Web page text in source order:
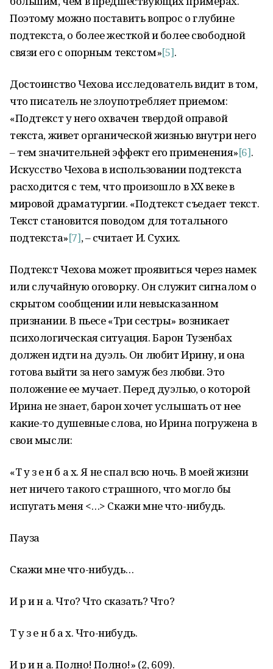
Поэтому можно поставить вопрос о глубине
подтекста, о более жесткой и более свободной
связи его с опорным текстом»[5].
Достоинство Чехова исследователь видит в том,
что писатель не злоупотребляет приемом:
«Подтекст у него охвачен твердой оправой
текста, живет органической жизнью внутри него
– тем значительней эффект его применения»[6].
Искусство Чехова в использовании подтекста
расходится с тем, что произошло в XX веке в
мировой драматургии. «Подтекст съедает текст.
Текст становится поводом для тотального
подтекста»[7], – считает И. Сухих.
Подтекст Чехова может проявиться через намек
или случайную оговорку. Он служит сигналом о
скрытом сообщении или невысказанном
признании. В пьесе «Три сестры» возникает
психологическая ситуация. Барон Тузенбах
должен идти на дуэль. Он любит Ирину, и она
готова выйти за него замуж без любви. Это
положение ее мучает. Перед дуэлью, о которой
Ирина не знает, барон хочет услышать от нее
какие-то душевные слова, но Ирина погружена в
свои мысли:
«Т у з е н б а х. Я не спал всю ночь. В моей жизни
нет ничего такого страшного, что могло бы
испугать меня <…> Скажи мне что-нибудь.
Пауза
Скажи мне что-нибудь…
И р и н а. Что? Что сказать? Что?
Т у з е н б а х. Что-нибудь.
И р и н а. Полно! Полно!» (2, 609).